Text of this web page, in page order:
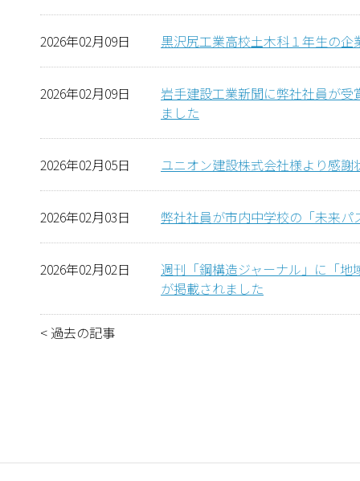
2026年02月09日 黒沢尻工業高校土木科１年生の
2026年02月09日
岩手建設工業新聞に弊社社員が
ました
2026年02月05日 ユニオン建設株式会社様より感謝
2026年02月03日 弊社社員が市内中学校の「未来
2026年02月02日
週刊「鋼構造ジャーナル」に「
が掲載されました
<過去の記事